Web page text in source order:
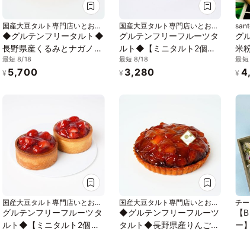
国産大豆タルト専門店いとおか
しき
◆グルテンフリータルト◆
長野県産くるみとナガノパ
ープルの大豆キャラメルタ
ルト＜冷凍＞ 5号 15cm
最短 8/18
¥ 5,700
国産大豆タルト専門店いとおか
しき
グルテンフリーフルーツタ
ルト◆【ミニタルト2個セ
ット】長野県産いちご・ラ
ズベリーフロマージュ＜冷
最短 8/18
¥ 3,280
グ
米
6号
最
¥
国産大豆タルト専門店いとおか
しき
グルテンフリーフルーツタ
ルト◆【ミニタルト2個セ
国産大豆タルト専門店いとおか
しき
◆グルテンフリーフルーツ
タルト◆長野県産りんごの
チ
【
ー